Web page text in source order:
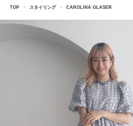
TOP > スタイリング > CAROLINA GLASER